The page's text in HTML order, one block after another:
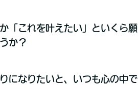
「これを叶えたい」といくら願
うか？
になりたいと、いつも心の中で